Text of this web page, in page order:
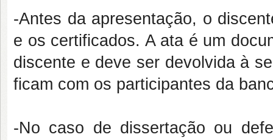
-Antes da apresentação, o
e os certificados. A ata é um
discente e deve ser devolvida à
ficam com os participantes da
-No caso de dissertação ou